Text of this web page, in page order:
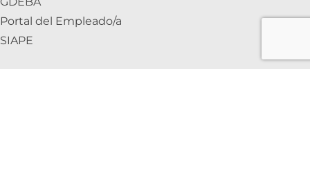
Portal del Empleado/a
SIAPE